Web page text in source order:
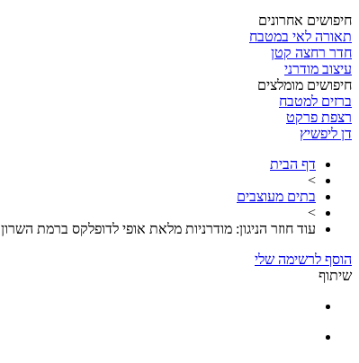
חיפושים אחרונים
תאורה לאי במטבח
חדר רחצה קטן
עיצוב מודרני
חיפושים מומלצים
ברזים למטבח
רצפת פרקט
דן ליפשיץ
דף הבית
>
בתים מעוצבים
>
עוד חוזר הניגון: מודרניות מלאת אופי לדופלקס ברמת השרון
הוסף לרשימה שלי
שיתוף